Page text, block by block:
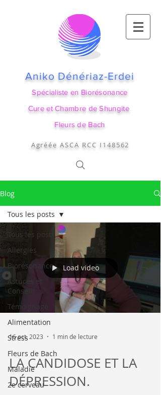
Aniko Dénériaz-Erdei
Spécialiste en Biorésonance
Cure et Chambre de Shungite
Fleurs de Bach
Agréée ASCA RCC I148562
Blog
Tous les posts
Allergies
Biorésonance
Astuces et
Conseils
Témoignage
Alimentation
Stress
Fleurs de Bach
Maladie
2e cerveau
Tous les posts
Load video
16 oct. 2023 1 min de lecture
LA CANDIDOSE ET LA
DÉPRESSION.